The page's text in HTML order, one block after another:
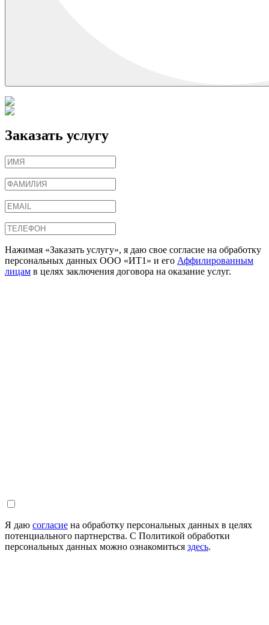
Заказать услугу
Нажимая «Заказать услугу», я даю свое согласие на обработку
персональных данных ООО «ИТ1» и его Аффилированным
лицам в целях заключения договора на оказание услуг.
Я даю согласие на обработку персональных данных в целях
потенциального партнерства. С Политикой обработки
персональных данных можно ознакомиться здесь.